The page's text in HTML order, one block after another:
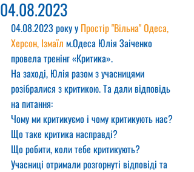
04.08.2023
04.08.2023 року у Простір "Вільна" Одеса,
Херсон, Ізмаїл м.Одеса Юлія Заіченко
провела тренінг «Критика».
На заході, Юлія разом з учасницями
розібралися з критикою. Та дали відповідь
на питання:
Чому ми критикуємо і чому критикують нас?
Що таке критика насправді?
Що робити, коли тебе критикують?
Учасниці отримали розгорнуті відповіді та